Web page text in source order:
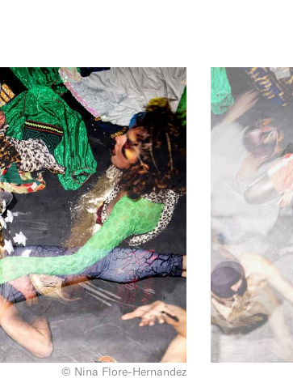
© Nina Flore-Hernandez